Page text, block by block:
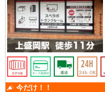
今だけ！！